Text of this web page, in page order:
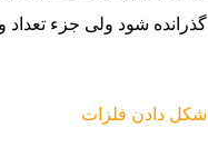
گذرانده شود ولی جزء
شکل دادن فلزات